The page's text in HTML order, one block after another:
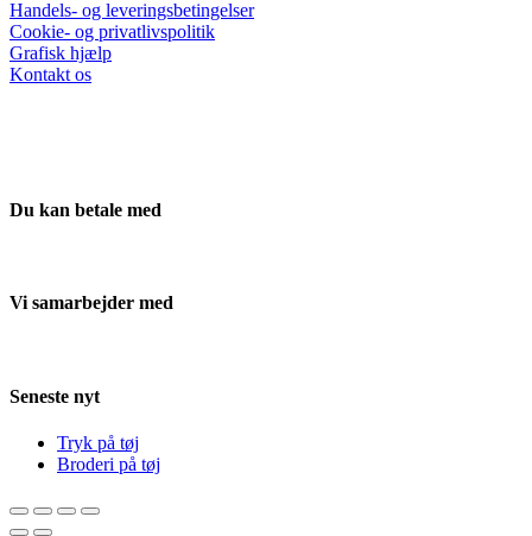
Handels- og leveringsbetingelser
Cookie- og privatlivspolitik
Grafisk hjælp
Kontakt os
Du kan betale med
Vi samarbejder med
Seneste nyt
Tryk på tøj
Broderi på tøj